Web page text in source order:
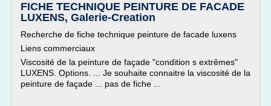
FICHE TECHNIQUE PEINTURE DE FACADE
LUXENS, Galerie-Creation
Recherche de fiche technique peinture de facade luxens
Liens commerciaux
Viscosité de la peinture de façade "condition s extrêmes"
LUXENS. Options. ... Je souhaite connaitre la viscosité de la
peinture de façade ... pas de fiche ...